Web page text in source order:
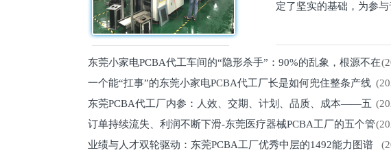
定了坚实的基础，为参
东莞小家电PCBA代工车间的“隐形杀手”：90%的乱象，根源不在
员工一个能“扛事”的东莞小家电PCBA代工厂长是如何兜住整条产线
东莞PCBA代工厂内参：人效、交期、计划、品质、成本——五
维锁客法则
订单持续流失、利润不断下滑-东莞医疗器械PCBA工厂的五个管
理死穴必须堵住
业绩与人才双轮驱动：东莞PCBA工厂优秀中层的1492能力图谱